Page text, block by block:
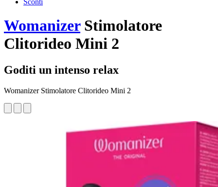
Sconti
WomanizerStimolatore
Clitorideo Mini 2
Goditi un intenso relax
Womanizer Stimolatore Clitorideo Mini 2